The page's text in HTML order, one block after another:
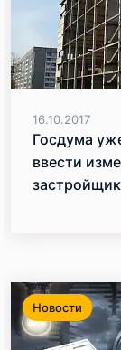
16.10.2017
Госдума
ввести
Новости